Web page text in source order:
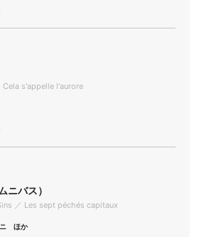
s'appelle l'aurore
ニバス）
／ Les sept péchés capitaux
ニ ほか